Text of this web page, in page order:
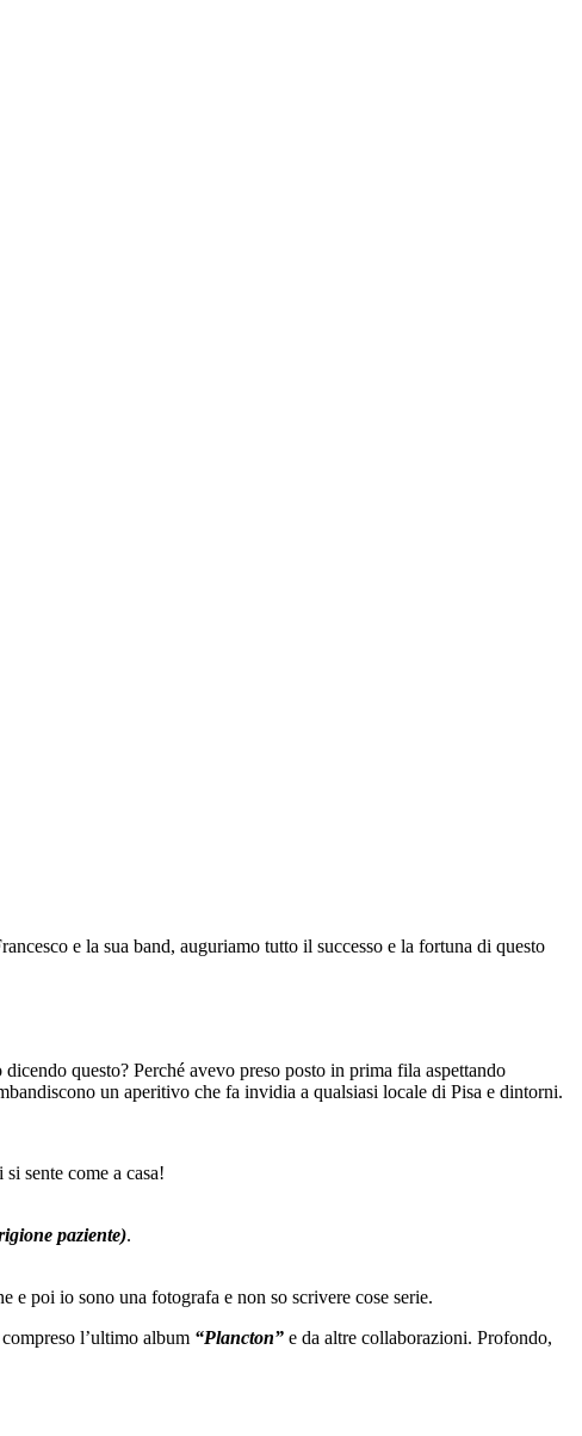
e la sua band, auguriamo tutto il successo e la fortuna di questo
questo? Perché avevo preso posto in prima fila aspettando
un aperitivo che fa invidia a qualsiasi locale di Pisa e dintorni.
sente come a casa!
paziente).
poi io sono una fotografa e non so scrivere cose serie.
l’ultimo album “Plancton” e da altre collaborazioni. Profondo,